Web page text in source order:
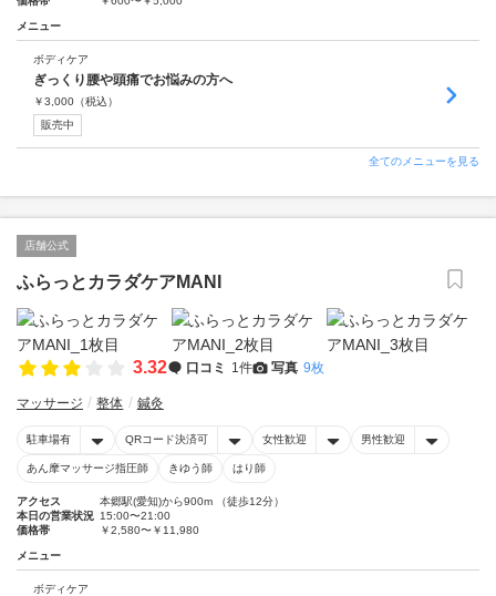
メニュー
ボディケア
ぎっくり腰や頭痛でお悩みの方へ
￥3,000 （税込）
販売中
全てのメニューを見る
店舗公式
ふらっとカラダケアMANI
3.32 口コミ 1件 写真 9枚
マッサージ 整体 鍼灸
駐車場有 QRコード決済可 女性歓迎 男性歓迎
あん摩マッサージ指圧師 きゆう師 はり師
アクセス
本郷駅(愛知)から900m （徒歩12分）
本日の営業状況 15:00〜21:00
価格帯
￥2,580〜￥11,980
メニュー
ボディケア